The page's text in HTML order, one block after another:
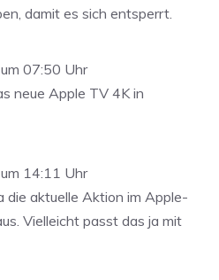
damit es sich entsperrt.
07:50 Uhr
neue Apple TV 4K in
14:11 Uhr
die aktuelle Aktion im Apple-
Vielleicht passt das ja mit